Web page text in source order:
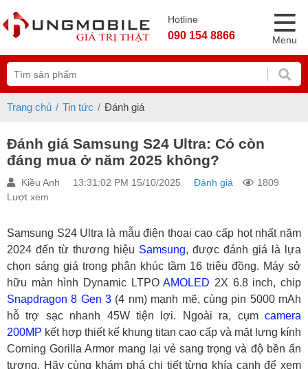
Hotline
090 154 8866 Menu
Trang chủ Tin tức Đánh giá
Đánh giá Samsung S24 Ultra: Có còn
đáng mua ở năm 2025 không?
Kiều Anh 13:31:02 PM 15/10/2025 Đánh giá
1809
Lượt xem
Samsung S24 Ultra là mẫu điện thoại cao cấp hot nhất năm
2024 đến từ thương hiệu Samsung, được đánh giá là lựa
chọn sáng giá trong phân khúc tầm 16 triệu đồng. Máy sở
hữu màn hình Dynamic LTPOAMOLED 2X 6.8 inch, chip
Snapdragon 8 Gen 3 (4 nm) mạnh mẽ, cùng pin 5000 mAh
hỗ trợ sạc nhanh 45W tiện lợi. Ngoài ra, cụm camera
200MP kết hợp thiết kế khung titan cao cấp và mặt lưng kính
Corning Gorilla Armor mang lại vẻ sang trọng và độ bền ấn
tượng. Hãy cùng khám phá chi tiết từng khía cạnh để xem